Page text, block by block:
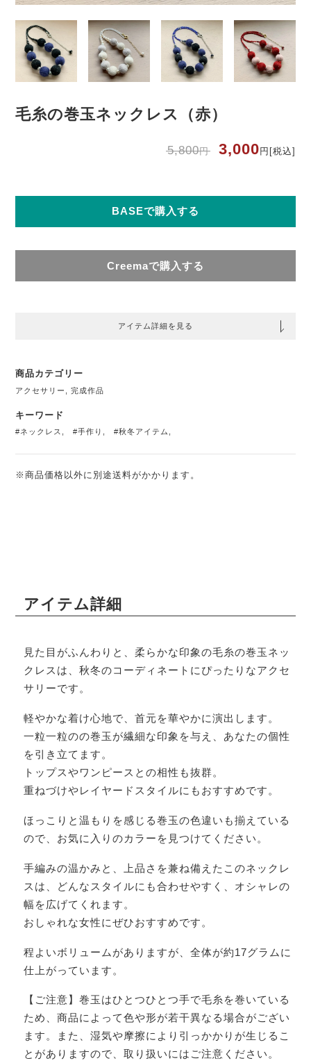
毛糸の巻玉ネックレス（赤）
5,800円
元
の
3,000 円
現
在
は
[税込]
BASEで購入する
Creemaで購入する
アイテム詳細を見る
商品カテゴリー
アクセサリー ,完成作品
キーワード
#ネックレス ,#手作り ,#秋冬アイテム
※商品価格以外に別途送料がかかります。
アイテム詳細
見た目がふんわりと、柔らかな印象の毛糸の巻玉ネッ
クレスは、秋冬のコーディネートにぴったりなアクセ
サリーです。
軽やかな着け心地で、首元を華やかに演出します。
一粒一粒のの巻玉が繊細な印象を与え、あなたの個性
を引き立てます。
トップスやワンピースとの相性も抜群。
重ねづけやレイヤードスタイルにもおすすめです。
ほっこりと温もりを感じる巻玉の色違いも揃えている
ので、お気に入りのカラーを見つけてください。
手編みの温かみと、上品さを兼ね備えたこのネックレ
スは、どんなスタイルにも合わせやすく、オシャレの
幅を広げてくれます。
おしゃれな女性にぜひおすすめです。
程よいボリュームがありますが、全体が約17グラムに
仕上がっています。
【ご注意】巻玉はひとつひとつ手で毛糸を巻いている
ため、商品によって色や形が若干異なる場合がござい
ます。また、湿気や摩擦により引っかかりが生じるこ
とがありますので、取り扱いにはご注意ください。